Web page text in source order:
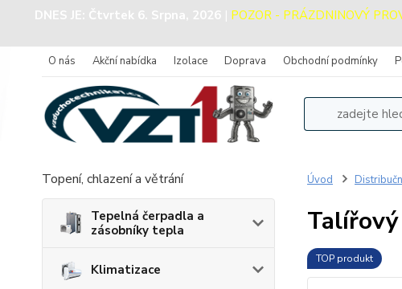
DNES JE: Čtvrtek 6. Srpna, 2026 | POZOR - PRÁZDNINOVÝ
O nás Akční nabídka Izolace Doprava Obchodní podmínky
Topení, chlazení a větrání
Tepelná čerpadla a
zásobníky tepla
Klimatizace
Úvod
TOP produkt